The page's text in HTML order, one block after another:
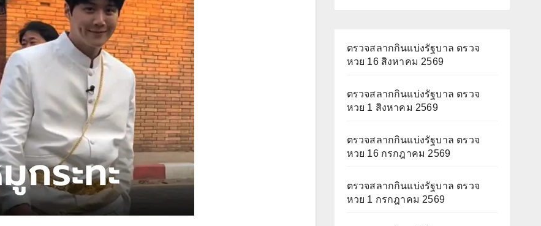
ตรวจสลากกินแบ่งรัฐบาล ตรวจ
หวย 16 สิงหาคม 2569
ตรวจสลากกินแบ่งรัฐบาล ตรวจ
หวย 1 สิงหาคม 2569
ตรวจสลากกินแบ่งรัฐบาล ตรวจ
หวย 16 กรกฎาคม 2569
ตรวจสลากกินแบ่งรัฐบาล ตรวจ
หวย 1 กรกฎาคม 2569